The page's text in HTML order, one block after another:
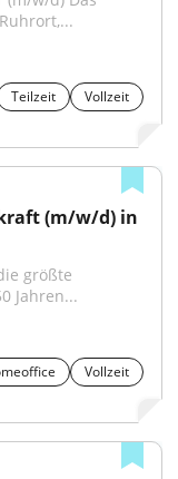
Teilzeit
Vollzeit
(m/w/d) in
größte
Jahren...
Vollzeit